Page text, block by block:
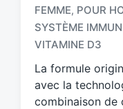
T
a
g
e
d
w
FEMME, POUR
SYSTÈME
VITAMINE D3
La formule
avec la
combinaison de